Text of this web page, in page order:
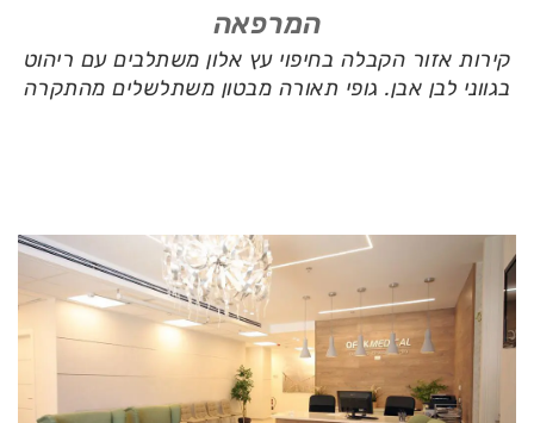
המרפאה
קירות אזור הקבלה בחיפוי עץ אלון משתלבים עם ריהוט
בגווני לבן אבן. גופי תאורה מבטון משתלשלים מהתקרה